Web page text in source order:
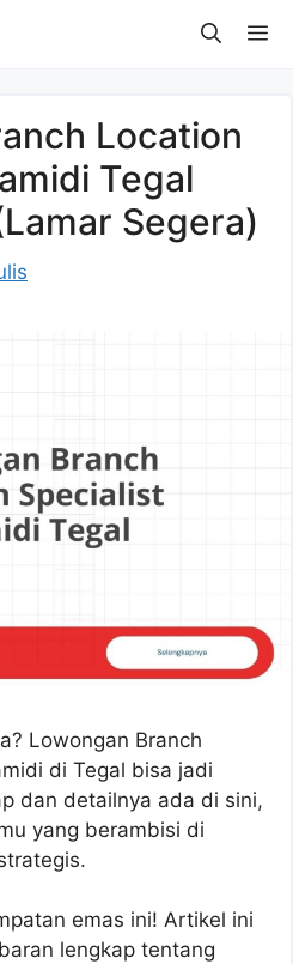
Location
Tegal
Segera)
Lowongan Branch
di Tegal bisa jadi
dan detailnya ada di sini,
yang berambisi di
emas ini! Artikel ini
lengkap tentang